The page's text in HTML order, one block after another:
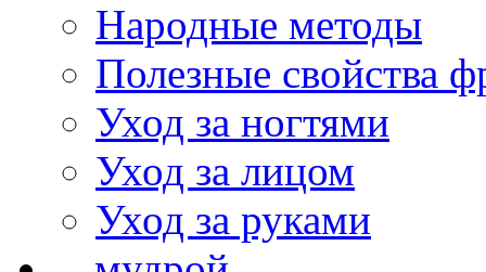
Народные методы
Полезные свойства
Уход за ногтями
Уход за лицом
Уход за руками